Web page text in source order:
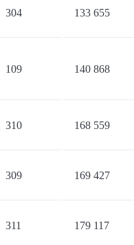
304 133 655
109 140 868
310 168 559
309 169 427
311 179 117